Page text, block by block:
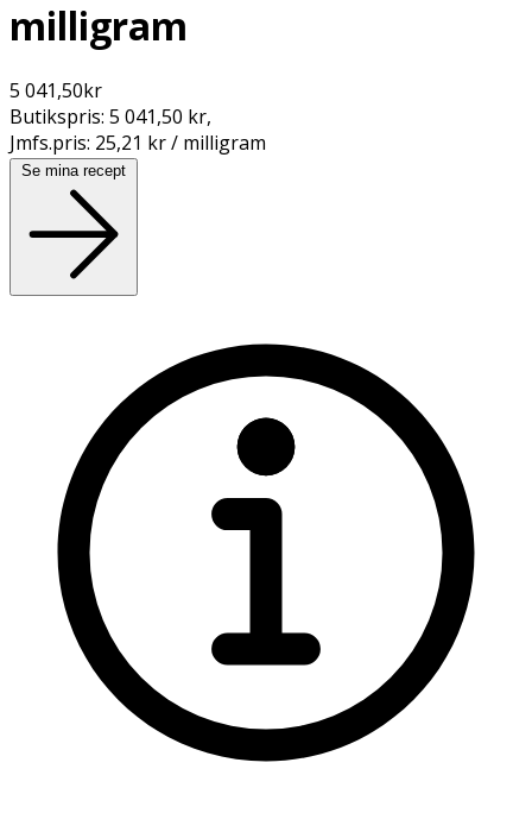
milligram
5 041,50kr
Butikspris: 5 041,50 kr,
Jmfs.pris: 25,21 kr / milligram
Se mina recept